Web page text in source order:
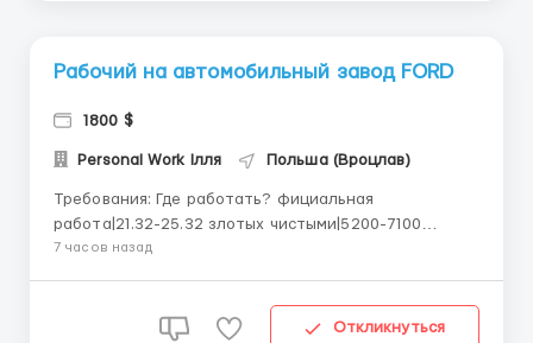
Рабочий на автомобильный завод FORD
1800 $
Personal Work Ілля Польша (Вроцлав)
Требования: Где работать? фициальная
работа|21.32-25.32 злотых чистыми|5200-7100
злотых\месяц| Высокий заработок| Лёгкая работа|
чистыми? Легко! Автомобильный завод FORD
7 часов назад
Откликнуться